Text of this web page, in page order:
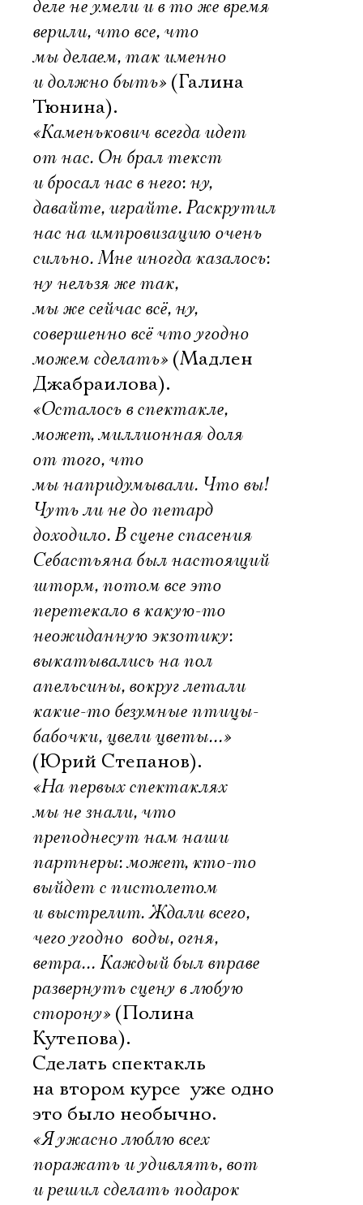
деле не умели и в то же время
верили, что все, что
мы делаем, так именно
и должно быть» (Галина
Тюнина).
«Каменькович всегда идет
от нас. Он брал текст
и бросал нас в него: ну,
давайте, играйте. Раскрутил
нас на импровизацию очень
сильно. Мне иногда казалось:
ну нельзя же так,
мы же сейчас всё, ну,
совершенно всё что угодно
можем сделать» (Мадлен
Джабраилова).
«Осталось в спектакле,
может, миллионная доля
от того, что
мы напридумывали. Что вы!
Чуть ли не до петард
доходило. В сцене спасения
Себастьяна был настоящий
шторм, потом все это
перетекало в какую-то
неожиданную экзотику:
выкатывались на пол
апельсины, вокруг летали
какие-то безумные птицы-
бабочки, цвели цветы…»
(Юрий Степанов).
«На первых спектаклях
мы не знали, что
преподнесут нам наши
партнеры: может, кто-то
выйдет с пистолетом
и выстрелит. Ждали всего,
чего угодно  воды, огня,
ветра… Каждый был вправе
развернуть сцену в любую
сторону» (Полина
Кутепова).
Сделать спектакль
на втором курсе  уже одно
это было необычно.
«Я ужасно люблю всех
поражать и удивлять, вот
и решил сделать подарок